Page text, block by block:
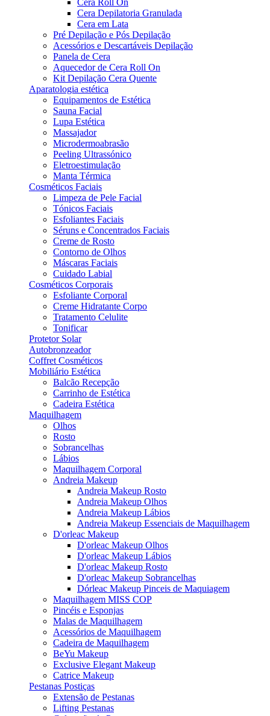
Cera Roll On
Cera Depilatoria Granulada
Cera em Lata
Pré Depilação e Pós Depilação
Acessórios e Descartáveis Depilação
Panela de Cera
Aquecedor de Cera Roll On
Kit Depilação Cera Quente
Aparatologia estética
Equipamentos de Estética
Sauna Facial
Lupa Estética
Massajador
Microdermoabrasão
Peeling Ultrassónico
Eletroestimulação
Manta Térmica
Cosméticos Faciais
Limpeza de Pele Facial
Tónicos Faciais
Esfoliantes Faciais
Séruns e Concentrados Faciais
Creme de Rosto
Contorno de Olhos
Máscaras Faciais
Cuidado Labial
Cosméticos Corporais
Esfoliante Corporal
Creme Hidratante Corpo
Tratamento Celulite
Tonificar
Protetor Solar
Autobronzeador
Coffret Cosméticos
Mobiliário Estética
Balcão Recepção
Carrinho de Estética
Cadeira Estética
Maquilhagem
Olhos
Rosto
Sobrancelhas
Lábios
Maquilhagem Corporal
Andreia Makeup
Andreia Makeup Rosto
Andreia Makeup Olhos
Andreia Makeup Lábios
Andreia Makeup Essenciais de Maquilhagem
D'orleac Makeup
D'orleac Makeup Olhos
D'orleac Makeup Lábios
D'orleac Makeup Rosto
D'orleac Makeup Sobrancelhas
Dórleac Makeup Pinceis de Maquiagem
Maquilhagem MISS COP
Pincéis e Esponjas
Malas de Maquilhagem
Acessórios de Maquilhagem
Cadeira de Maquilhagem
BeYu Makeup
Exclusive Elegant Makeup
Catrice Makeup
Pestanas Postiças
Extensão de Pestanas
Lifting Pestanas